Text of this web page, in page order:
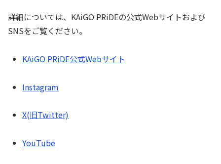
詳細については、KAiGO PRiDEの公式Webサイトおよび
SNSをご覧ください。
KAiGO PRiDE公式Webサイト
Instagram
X(旧Twitter)
YouTube